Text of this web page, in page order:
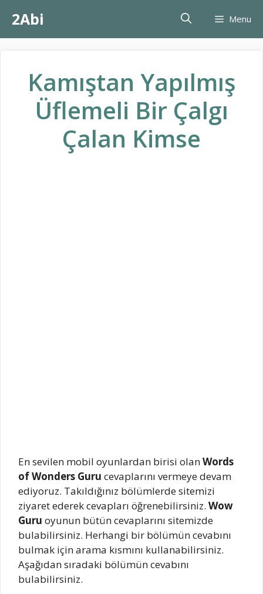
atla2Abi Menu
Kamıştan Yapılmış
Üflemeli Bir Çalgı
Çalan Kimse
En sevilen mobil oyunlardan birisi olanWords
of Wonders Guru cevaplarını vermeye devam
ediyoruz. Takıldığınız bölümlerde sitemizi
ziyaret ederek cevapları öğrenebilirsiniz. Wow
Guru oyunun bütün cevaplarını sitemizde
bulabilirsiniz. Herhangi bir bölümün cevabını
bulmak için arama kısmını kullanabilirsiniz.
Aşağıdan sıradaki bölümün cevabını
bulabilirsiniz.